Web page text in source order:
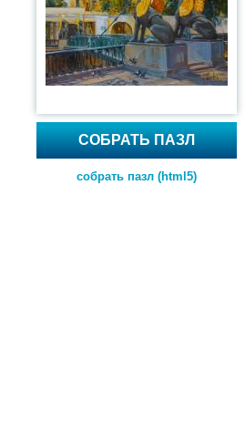
СОБРАТЬ ПАЗЛ
собрать пазл (html5)